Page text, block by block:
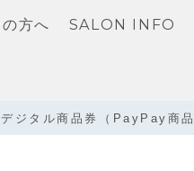
方へ SALON INFO
ジタル商品券（PayPay商